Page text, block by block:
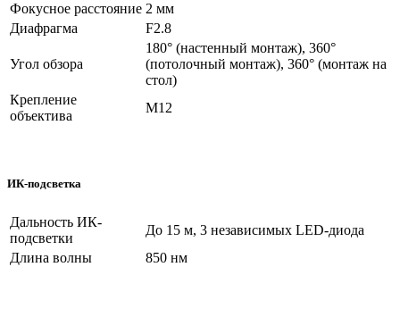
Фокусное расстояние 2 мм
Диафрагма
F2.8
Угол обзора
180° (настенный монтаж), 360°
(потолочный монтаж), 360° (монтаж на
стол)
Крепление
объектива
M12
ИК-подсветка
Дальность ИК-
подсветки
До 15 м, 3 независимых LED-диода
Длина волны
850 нм